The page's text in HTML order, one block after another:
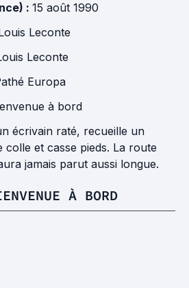
: 15 août 1990
Leconte
Leconte
Europa
à bord
écrivain raté, recueille un
et casse pieds. La route
jamais parut aussi longue.
À BORD